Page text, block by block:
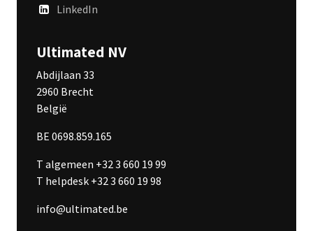
LinkedIn
Ultimated NV
Abdijlaan 33
2960 Brecht
België
BE 0698.859.165
T algemeen +32 3 660 19 99
T helpdesk +32 3 660 19 98
info@ultimated.be